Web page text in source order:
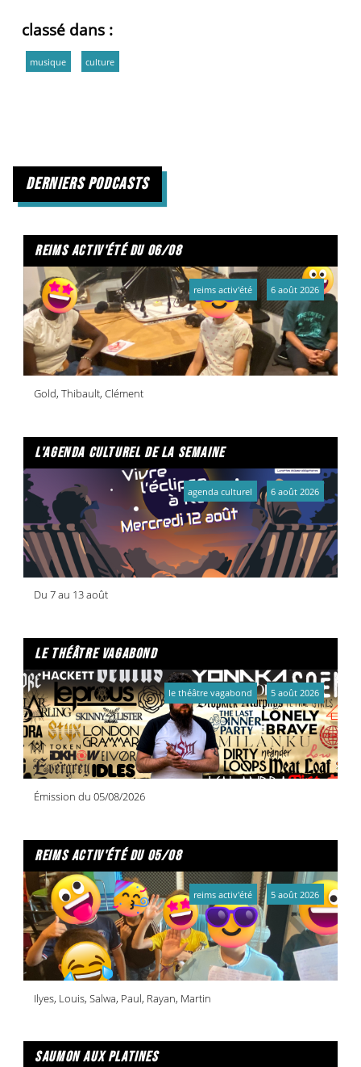
classé dans :
musique culture
derniers podcasts
reims activ'été du 06/08
Gold, Thibault, Clément
reims activ'été 6 août 2026
l'agenda culturel de la semaine
Du 7 au 13 août
agenda culturel 6 août 2026
le théâtre vagabond
Émission du 05/08/2026
le théâtre vagabond 5 août 2026
reims activ'été du 05/08
Ilyes, Louis, Salwa, Paul, Rayan, Martin
reims activ'été 5 août 2026
saumon aux platines